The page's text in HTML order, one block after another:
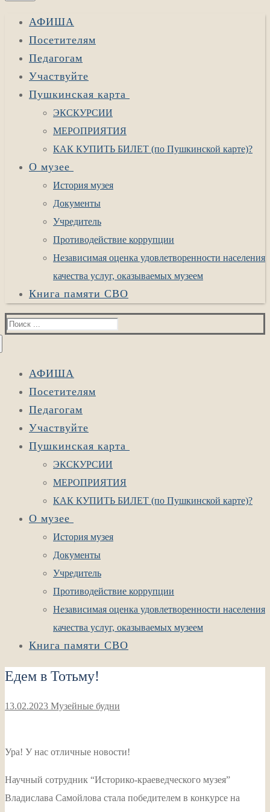
АФИША
Посетителям
Педагогам
Участвуйте
Пушкинская карта
ЭКСКУРСИИ
МЕРОПРИЯТИЯ
КАК КУПИТЬ БИЛЕТ (по Пушкинской карте)?
О музее
История музея
Документы
Учредитель
Противодействие коррупции
Независимая оценка удовлетворенности населения
качества услуг, оказываемых музеем
Книга памяти СВО
Найти:
АФИША
Посетителям
Педагогам
Участвуйте
Пушкинская карта
ЭКСКУРСИИ
МЕРОПРИЯТИЯ
КАК КУПИТЬ БИЛЕТ (по Пушкинской карте)?
О музее
История музея
Документы
Учредитель
Противодействие коррупции
Независимая оценка удовлетворенности населения
качества услуг, оказываемых музеем
Книга памяти СВО
Едем в Тотьму!
13.02.2023 Музейные будни
Ура! У нас отличные новости!
Научный сотрудник “Историко-краеведческого музея”
Владислава Самойлова стала победителем в конкурсе на